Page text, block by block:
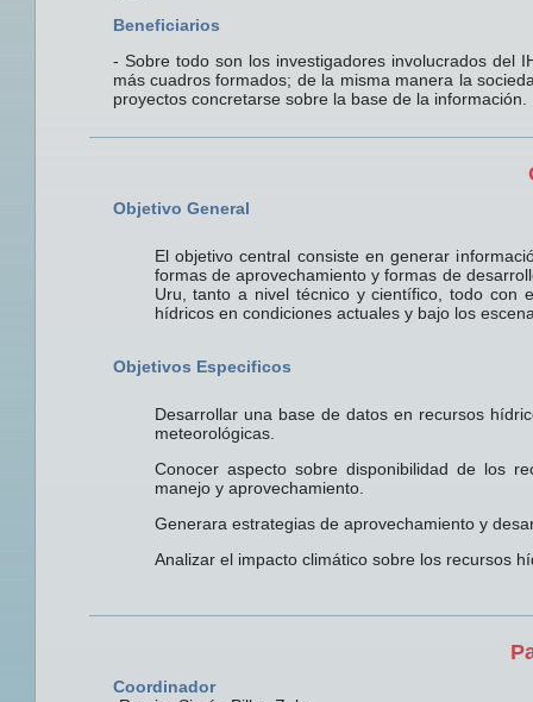
Beneficiarios
- Sobre todo son los investigadores involucrados del
más cuadros formados; de la misma manera la
proyectos concretarse sobre la base de la información.
Objetivo General
El objetivo central consiste en generar
formas de aprovechamiento y formas de
Uru, tanto a nivel técnico y científico, todo con
hídricos en condiciones actuales y bajo los
Objetivos Especificos
Desarrollar una base de datos en recursos
meteorológicas.
Conocer aspecto sobre disponibilidad de los
manejo y aprovechamiento.
Generara estrategias de aprovechamiento y
Analizar el impacto climático sobre los recursos
Coordinador